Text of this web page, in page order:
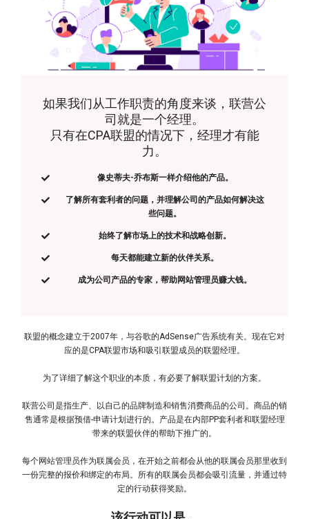
如果我们从工作职责的角度来谈，联营公
司就是一个经理。
只有在CPA联盟的情况下，经理才有能
力。
像史蒂夫-乔布斯一样介绍他的产品。
了解所有套利者的问题，并理解公司的产品如何解决这
些问题。
始终了解市场上的技术和战略创新。
每天都能建立新的伙伴关系。
成为公司产品的专家，帮助网站管理员赚大钱。
联盟的概念建立于2007年，与谷歌的AdSense广告系统有关。现在它对
应的是CPA联盟市场和吸引联盟成员的联盟经理。
为了详细了解这个职业的本质，有必要了解联盟计划的方案。
联营公司是指生产、以自己的品牌制造和销售消费商品的公司。商品的销
售通常是根据预借-申请计划进行的。产品是在内部PP套利者和联盟经理
带来的联盟伙伴的帮助下推广的。
每个网站管理员作为联属会员，在开始之前都会从他的联属会员那里收到
一份完整的报价和绑定的布局。所有的联属会员都会吸引流量，并通过特
定的行动获得奖励。